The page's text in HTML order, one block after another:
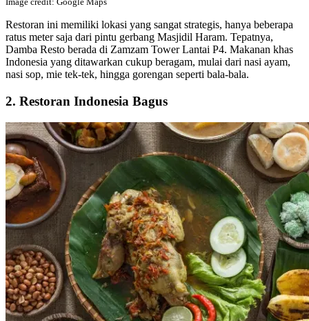
Restoran ini memiliki lokasi yang sangat strategis, hanya beberapa
ratus meter saja dari pintu gerbang Masjidil Haram. Tepatnya,
Damba Resto berada di Zamzam Tower Lantai P4. Makanan khas
Indonesia yang ditawarkan cukup beragam, mulai dari nasi ayam,
nasi sop, mie tek-tek, hingga gorengan seperti bala-bala.
2. Restoran Indonesia Bagus